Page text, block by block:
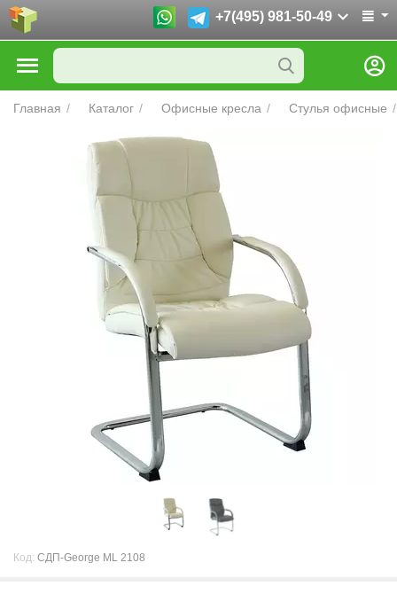
+7(495) 981-50-49
Главная / Каталог / Офисные кресла / Стулья офисные /
Код: СДП-George ML 2108